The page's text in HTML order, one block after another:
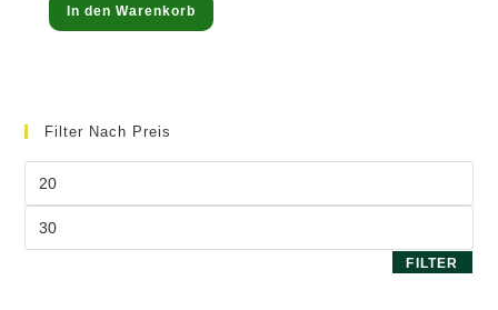
mit5.00
In den Warenkorb
Filter Nach Preis
FILTER